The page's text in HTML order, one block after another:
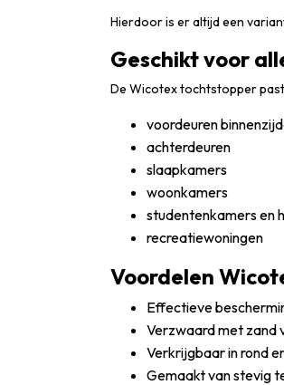
Hierdoor is er altijd een
Geschikt voor
De Wicotex tochtstopper
voordeuren
achterdeuren
slaapkamers
woonkamers
studentenkamers en
recreatiewoningen
Voordelen
Effectieve
Verzwaard met zand
Verkrijgbaar in rond
Gemaakt van stevig